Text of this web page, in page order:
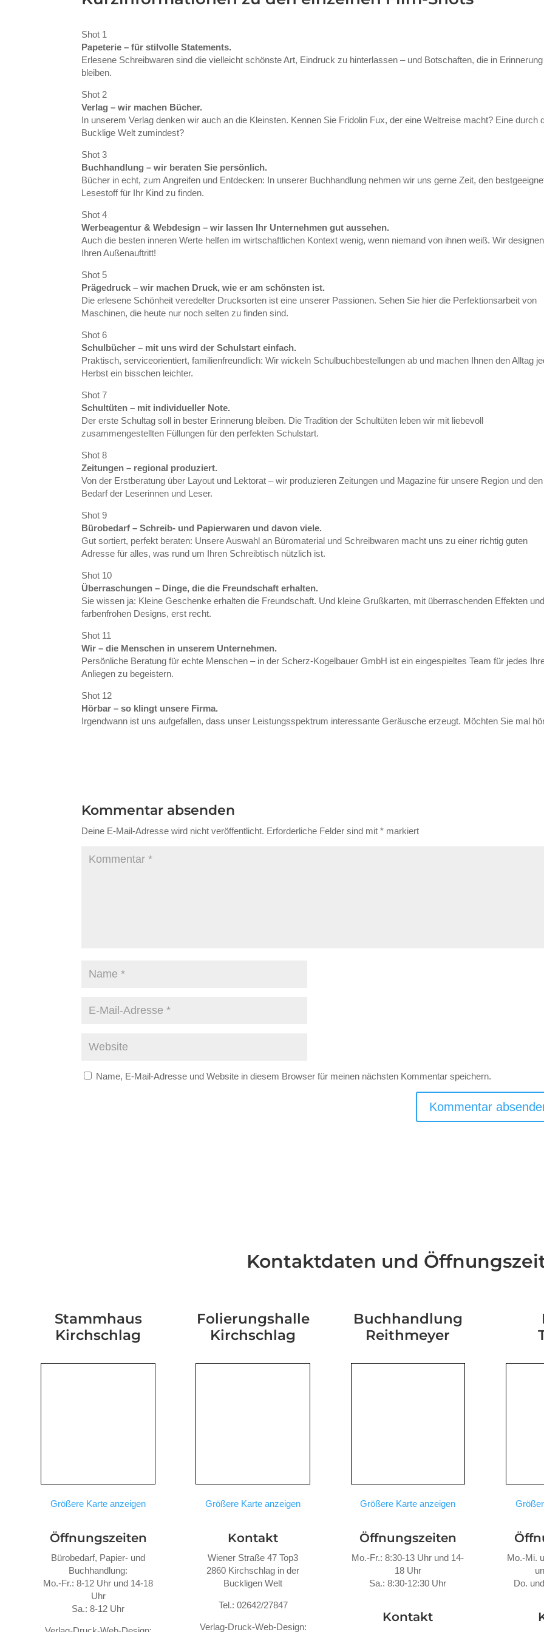
Shot 1
Papeterie – für stilvolle Statements.
Erlesene Schreibwaren sind die vielleicht schönste Art, Eindruck zu hinterlassen – und Botschaften, die in Erinnerung
bleiben.
Shot 2
Verlag – wir machen Bücher.
In unserem Verlag denken wir auch an die Kleinsten. Kennen Sie Fridolin Fux, der eine Weltreise macht? Eine durch
Bucklige Welt zumindest?
Shot 3
Buchhandlung – wir beraten Sie persönlich.
Bücher in echt, zum Angreifen und Entdecken: In unserer Buchhandlung nehmen wir uns gerne Zeit, den
Lesestoff für Ihr Kind zu finden.
Shot 4
Werbeagentur & Webdesign – wir lassen Ihr Unternehmen gut aussehen.
Auch die besten inneren Werte helfen im wirtschaftlichen Kontext wenig, wenn niemand von ihnen weiß. Wir designen
Ihren Außenauftritt!
Shot 5
Prägedruck – wir machen Druck, wie er am schönsten ist.
Die erlesene Schönheit veredelter Drucksorten ist eine unserer Passionen. Sehen Sie hier die Perfektionsarbeit von
Maschinen, die heute nur noch selten zu finden sind.
Shot 6
Schulbücher – mit uns wird der Schulstart einfach.
Praktisch, serviceorientiert, familienfreundlich: Wir wickeln Schulbuchbestellungen ab und machen Ihnen den Alltag
Herbst ein bisschen leichter.
Shot 7
Schultüten – mit individueller Note.
Der erste Schultag soll in bester Erinnerung bleiben. Die Tradition der Schultüten leben wir mit liebevoll
zusammengestellten Füllungen für den perfekten Schulstart.
Shot 8
Zeitungen – regional produziert.
Von der Erstberatung über Layout und Lektorat – wir produzieren Zeitungen und Magazine für unsere Region und den
Bedarf der Leserinnen und Leser.
Shot 9
Bürobedarf – Schreib- und Papierwaren und davon viele.
Gut sortiert, perfekt beraten: Unsere Auswahl an Büromaterial und Schreibwaren macht uns zu einer richtig guten
Adresse für alles, was rund um Ihren Schreibtisch nützlich ist.
Shot 10
Überraschungen – Dinge, die die Freundschaft erhalten.
Sie wissen ja: Kleine Geschenke erhalten die Freundschaft. Und kleine Grußkarten, mit überraschenden Effekten
farbenfrohen Designs, erst recht.
Shot 11
Wir – die Menschen in unserem Unternehmen.
Persönliche Beratung für echte Menschen – in der Scherz-Kogelbauer GmbH ist ein eingespieltes Team für jedes
Anliegen zu begeistern.
Shot 12
Hörbar – so klingt unsere Firma.
Irgendwann ist uns aufgefallen, dass unser Leistungsspektrum interessante Geräusche erzeugt. Möchten Sie mal
Kommentar absenden
Deine E-Mail-Adresse wird nicht veröffentlicht. Erforderliche Felder sind mit* markiert
Name, E-Mail-Adresse und Website in diesem Browser für meinen nächsten Kommentar speichern.
Kontaktdaten und
Stammhaus
Kirchschlag
Größere Karte anzeigen
Öffnungszeiten
Bürobedarf, Papier- und
Buchhandlung:
Mo.-Fr.: 8-12 Uhr und 14-18
Uhr
Sa.: 8-12 Uhr
Folierungshalle
Kirchschlag
Größere Karte anzeigen
Kontakt
Wiener Straße 47 Top3
2860 Kirchschlag in der
Buckligen Welt
Tel.: 02642/27847
Verlag-Druck-Web-Design:
Buchhandlung
Reithmeyer
Größere Karte anzeigen
Öffnungszeiten
Mo.-Fr.: 8:30-13 Uhr und 14-
18 Uhr
Sa.: 8:30-12:30 Uhr
Kontakt
Mo.-Mi.
Do.